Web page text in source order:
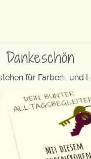
für Farben- und